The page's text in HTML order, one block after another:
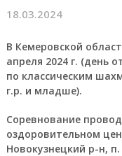
18.03.2024
В Кемеровской
апреля 2024 г. (день
по классическим
г.р. и младше).
Соревнование
оздоровительном
Новокузнецкий р-н,